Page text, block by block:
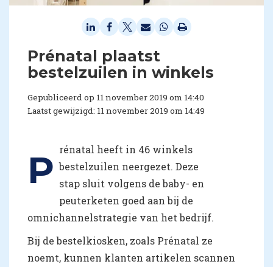
Prénatal plaatst
bestelzuilen in winkels
Gepubliceerd op 11 november 2019 om 14:40
Laatst gewijzigd: 11 november 2019 om 14:49
P rénatal heeft in 46 winkels
bestelzuilen neergezet. Deze
stap sluit volgens de baby- en
peuterketen goed aan bij de
omnichannelstrategie van het bedrijf.
Bij de bestelkiosken, zoals Prénatal ze
noemt, kunnen klanten artikelen scannen